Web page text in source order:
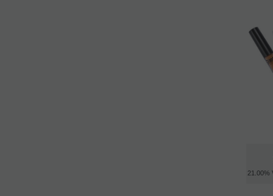
21.00%